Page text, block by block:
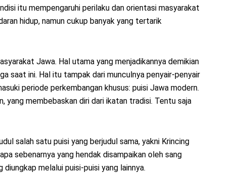
itu mempengaruhi perilaku dan orientasi masyarakat
hidup, namun cukup banyak yang tertarik
Jawa. Hal utama yang menjadikannya demikian
saat ini. Hal itu tampak dari munculnya penyair-penyair
periode perkembangan khusus: puisi Jawa modern.
yang membebaskan diri dari ikatan tradisi. Tentu saja
salah satu puisi yang berjudul sama, yakni Krincing
sebenarnya yang hendak disampaikan oleh sang
melalui puisi-puisi yang lainnya.